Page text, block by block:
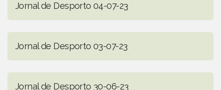
Jornal de Desporto 04-07-23
Jornal de Desporto 03-07-23
Jornal de Desporto 30-06-23